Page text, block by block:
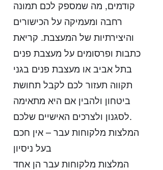
קודמים, מה שמספק לכם תמונה
רחבה ומעמיקה על הכישורים
והיצירתיות של המעצבת. קריאת
כתבות ופרסומים על מעצבת פנים
בתל אביב או מעצבת פנים בגני
תקווה תעזור לכם לקבל תחושת
ביטחון ולהבין אם היא מתאימה
לסגנון ולצרכים האישיים שלכם.
המלצות מלקוחות עבר – אין חכם
בעל ניסיון
המלצות מלקוחות עבר הן אחד